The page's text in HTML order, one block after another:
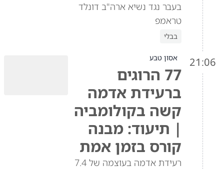
בעבר נגד נשיא ארה"ב דונלד
טראמפ
בבלי
21:06 אסון טבע
77 הרוגים
ברעידת אדמה
קשה בקולומביה
| תיעוד: מבנה
קורס בזמן אמת
רעידת אדמה בעוצמה של 7.4